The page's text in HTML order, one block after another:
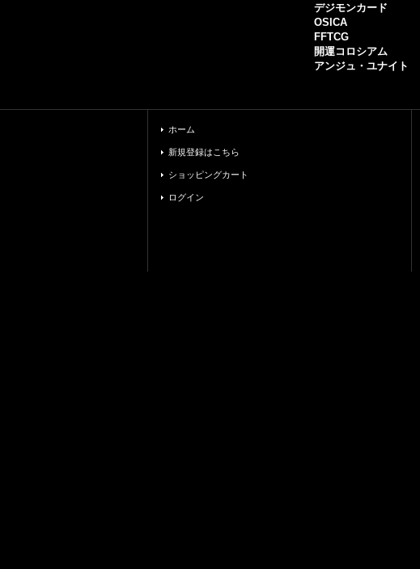
デジモンカード
OSICA
FFTCG
開運コロシアム
アンジュ・ユナイト
ホーム
新規登録はこちら
ショッピングカート
ログイン